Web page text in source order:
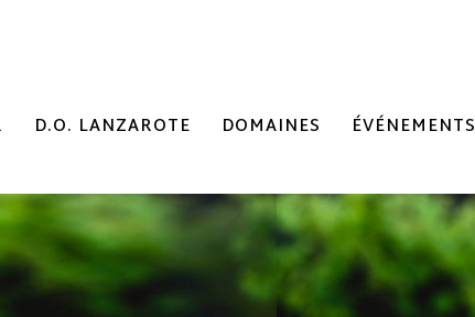
D.O. LANZAROTE DOMAINES ÉVÉNEMENTS